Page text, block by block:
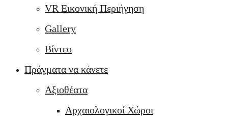
VR Εικονική Περιήγηση
Gallery
Βίντεο
Πράγματα να κάνετε
Αξιοθέατα
Αρχαιολογικοί Χώροι